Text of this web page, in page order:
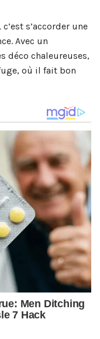
s’accorder une
Avec un
déco chaleureuses,
où il fait bon